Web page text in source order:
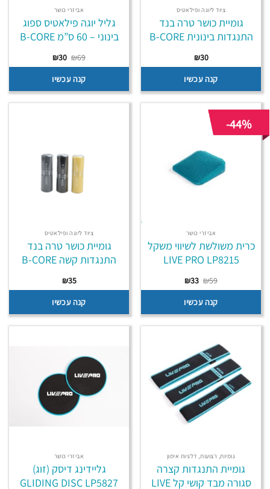
ציוד ליוגה ופילאטיס
גומיית כושר טרה בנד
התנגדות בינונית B-CORE
₪30
קנה עכשיו
אביזרי כושר
גליל יוגה פילאטיס ספוג
בינוני – 60 ס”מ B-CORE
₪69 המחיר
המקורי
₪69.
₪30
הנוכחי
₪30.קנה עכשיו
-44%
אביזרי כושר
כרית משולשת לשיווי משקל
LIVE PRO LP8215
₪59 המחיר
המקורי
₪59.
₪33
הנוכחי
₪33.קנה עכשיו
ציוד ליוגה ופילאטיס
גומיית כושר טרה בנד
התנגדות קשה B-CORE
₪35
קנה עכשיו
גומיות, רצועות, דלגיות אימון
גומיית התנגדות קצרה
סגורה מבד קושי קל LIVE
אביזרי כושר
גליידינג דיסק (זוג)
GLIDING DISC LP5827